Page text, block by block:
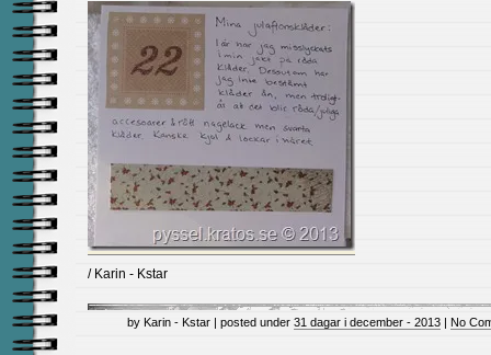
/ Karin - Kstar
by Karin - Kstar | posted under 31 dagar i december - 2013 | No